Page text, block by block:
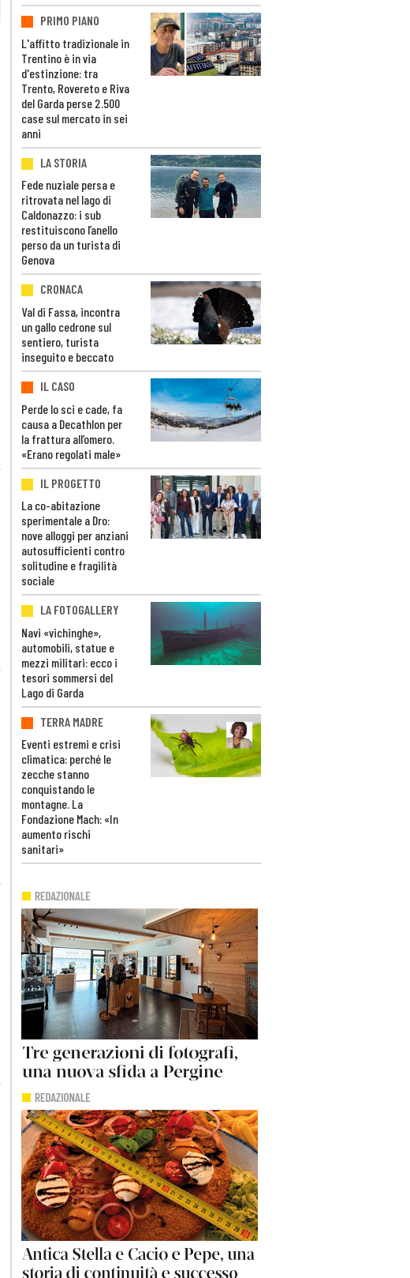
PRIMO PIANO
L'affitto tradizionale in
Trentino è in via
d'estinzione: tra
Trento, Rovereto e Riva
del Garda perse 2.500
case sul mercato in sei
anni
LA STORIA
Fede nuziale persa e
ritrovata nel lago di
Caldonazzo: i sub
restituiscono l’anello
perso da un turista di
Genova
CRONACA
Val di Fassa, incontra
un gallo cedrone sul
sentiero, turista
inseguito e beccato
IL CASO
Perde lo sci e cade, fa
causa a Decathlon per
la frattura all’omero.
«Erano regolati male»
IL PROGETTO
La co-abitazione
sperimentale a Dro:
nove alloggi per anziani
autosufficienti contro
solitudine e fragilità
sociale
LA FOTOGALLERY
Navi «vichinghe»,
automobili, statue e
mezzi militari: ecco i
tesori sommersi del
Lago di Garda
TERRA MADRE
Eventi estremi e crisi
climatica: perché le
zecche stanno
conquistando le
montagne. La
Fondazione Mach: «In
aumento rischi
sanitari»